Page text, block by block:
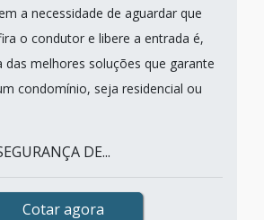
a necessidade de aguardar que
o condutor e libere a entrada é,
melhores soluções que garante
condomínio, seja residencial ou
DE...
Cotar agora